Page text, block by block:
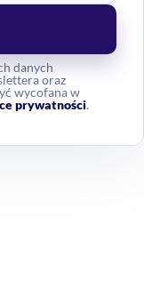
danych
oraz
wycofana w
prywatności.